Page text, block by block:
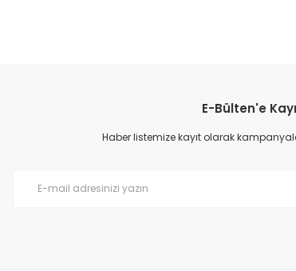
Ürün resmi kalitesiz, bozuk veya görüntülenemiyor.
Ürün açıklamasında eksik bilgiler bulunuyor.
E-Bülten'e
Haber listemize kayıt olarak